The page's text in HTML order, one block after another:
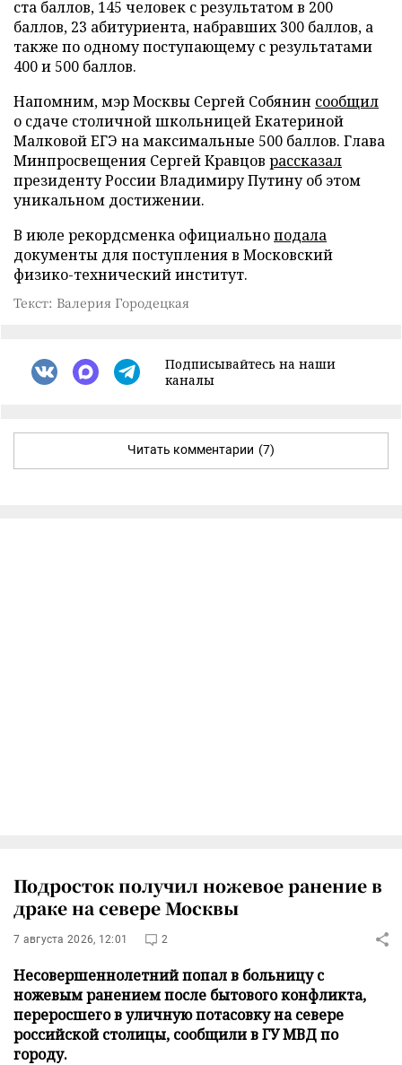
ста баллов, 145 человек с результатом в 200
баллов, 23 абитуриента, набравших 300 баллов, а
также по одному поступающему с результатами
400 и 500 баллов.
Напомним, мэр Москвы Сергей Собянин сообщил
о сдаче столичной школьницей Екатериной
Малковой ЕГЭ на максимальные 500 баллов. Глава
Минпросвещения Сергей Кравцов рассказал
президенту России Владимиру Путину об этом
уникальном достижении.
В июле рекордсменка официальноподала
документы для поступления в Московский
физико-технический институт.
Текст: Валерия Городецкая
Подписывайтесь на наши
каналы
Читать комментарии (7)
Подросток получил ножевое ранение в
драке на севере Москвы
7 августа 2026, 12:01 2
Несовершеннолетний попал в больницу с
ножевым ранением после бытового конфликта,
переросшего в уличную потасовку на севере
российской столицы, сообщили в ГУ МВД по
городу.